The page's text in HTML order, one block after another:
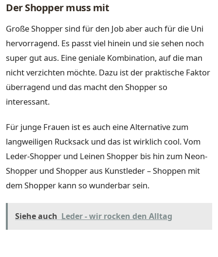
Der Shopper muss mit
Große Shopper sind für den Job aber auch für die Uni
hervorragend. Es passt viel hinein und sie sehen noch
super gut aus. Eine geniale Kombination, auf die man
nicht verzichten möchte. Dazu ist der praktische Faktor
überragend und das macht den Shopper so
interessant.
Für junge Frauen ist es auch eine Alternative zum
langweiligen Rucksack und das ist wirklich cool. Vom
Leder-Shopper und Leinen Shopper bis hin zum Neon-
Shopper und Shopper aus Kunstleder – Shoppen mit
dem Shopper kann so wunderbar sein.
Siehe auch Leder - wir rocken den Alltag